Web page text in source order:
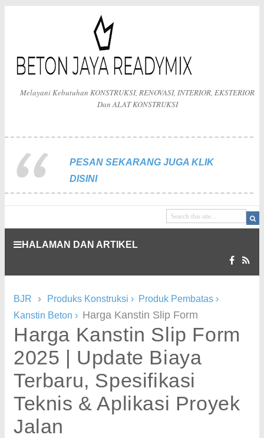
Melayani Kebutuhan KONSTRUKSI, RENOVASI, INTERIOR, EKSTERIOR
Dan ALAT KONSTRUKSI
PESAN SEKARANG JUGA KLIK
DISINI
HALAMAN DAN ARTIKEL
BJR › Produks Konstruksi › Produk Pembatas ›
Kanstin Beton › Harga Kanstin Slip Form
Harga Kanstin Slip Form
2025 | Update Biaya
Terbaru, Spesifikasi
Teknis & Aplikasi Proyek
Jalan